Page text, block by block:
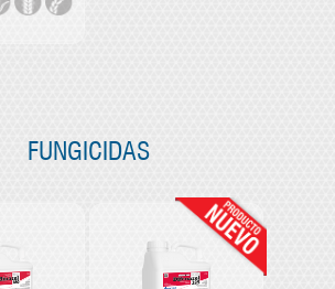
FUNGICIDAS